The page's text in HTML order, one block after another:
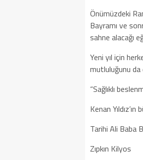
Önümüzdeki
Bayramı ve
sahne alacağı
Yeni yıl için
mutluluğunu da
“Sağlıklı
Kenan
Tarihi Ali Baba
Zıpkın Kilyos